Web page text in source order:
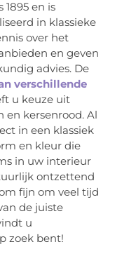
en is
in klassieke
over het
en geven
advies. De
verschillende
u keuze uit
en kersenrood. Al
in een klassiek
en kleur die
in uw interieur
ontzettend
fijn om veel tijd
de juiste
u
zoek bent!